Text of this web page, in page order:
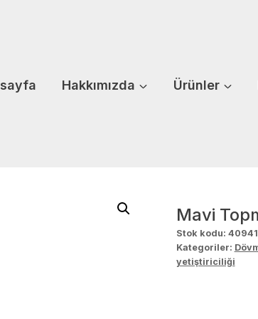
Hakkımızda Ürünler
Mavi
Stok kodu: 40941
Kategoriler:
yetiştiriciliği